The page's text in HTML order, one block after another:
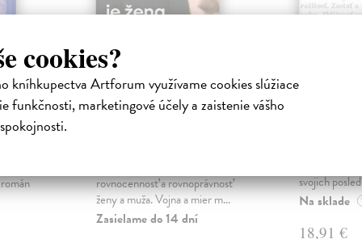
cookies?
kníhkupectva Artforum využívame cookies slúžiace
funkčnosti, marketingové účely a zaistenie vášho
Trpkejšia ako smrť
je žena
rovnocennosť a rovnoprávnosť
ženy a muža. Vojna a mier m...
Zasielame do 14 dní
Táto kniha
projektov,
svojich
Na sklade
18,91 €